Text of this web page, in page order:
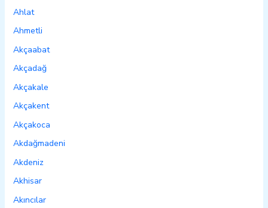
Ahlat
Ahmetli
Akçaabat
Akçadağ
Akçakale
Akçakent
Akçakoca
Akdağmadeni
Akdeniz
Akhisar
Akıncılar